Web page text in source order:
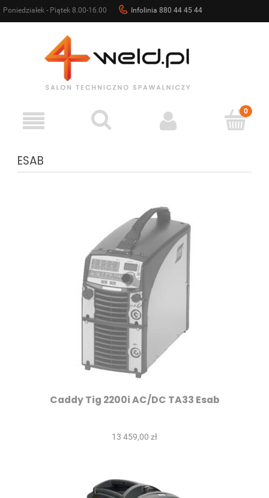
Poniedziałek - Piątek 8.00-16.00 Infolinia 880 44 45 44
ESAB
Caddy Tig 2200i AC/DC TA33 Esab
13 459,00 zł